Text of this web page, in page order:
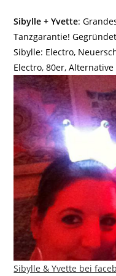
Sibylle + Yvette:
Tanzgarantie!
Sibylle: Electro,
Electro, 80er, Alternative
Sibylle & Yvette bei